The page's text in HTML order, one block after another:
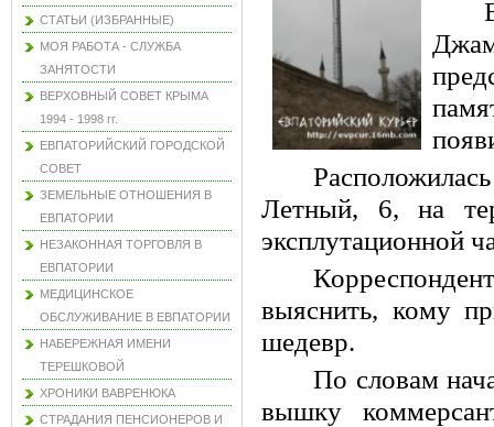
СТАТЬИ (ИЗБРАННЫЕ)
МОЯ РАБОТА - СЛУЖБА
ЗАНЯТОСТИ
ВЕРХОВНЫЙ СОВЕТ КРЫМА
1994 - 1998 гг.
ЕВПАТОРИЙСКИЙ ГОРОДСКОЙ
СОВЕТ
ЗЕМЕЛЬНЫЕ ОТНОШЕНИЯ В
ЕВПАТОРИИ
НЕЗАКОННАЯ ТОРГОВЛЯ В
ЕВПАТОРИИ
МЕДИЦИНСКОЕ
ОБСЛУЖИВАНИЕ В ЕВПАТОРИИ
НАБЕРЕЖНАЯ ИМЕНИ
ТЕРЕШКОВОЙ
ХРОНИКИ ВАВРЕНЮКА
СТРАДАНИЯ ПЕНСИОНЕРОВ И
Летный, 6, на
эксплутационной
выяснить, кому
шедевр.
По словам
вышку